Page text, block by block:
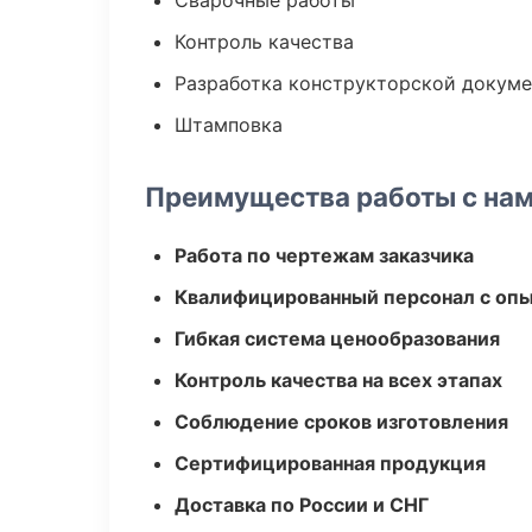
Контроль качества
Разработка конструкторской
Штамповка
Преимущества работы с
Работа по чертежам заказчика
Квалифицированный персонал с
Гибкая система ценообразования
Контроль качества на всех этапах
Соблюдение сроков изготовления
Сертифицированная продукция
Доставка по России и СНГ